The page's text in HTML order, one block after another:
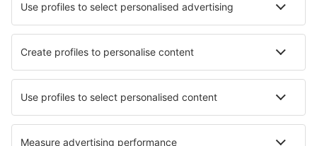
Cele mai bune locuri de cazare - orașe
Cazare în Fort Atkinson Cazare în Sao Luis
Cazare în Wildomar Cazare în North Massapequa
Cazare în Endwell Cazare în Kopische